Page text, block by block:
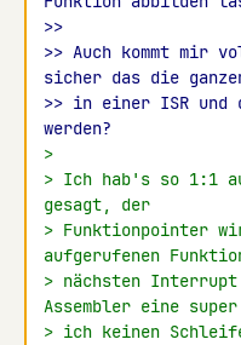
>>
>> Auch kommt
sicher das die
>> in einer ISR und
werden?
>
> Ich hab's so 1:1
gesagt, der
> Funktionpointer
aufgerufenen
> nächsten
Assembler eine
> ich keinen